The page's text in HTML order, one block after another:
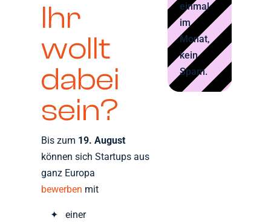
Ihr
wollt
dabei
sein?
Bis zum 19. August
können sich Startups aus
ganz Europa
bewerben mit
einer
einmal
im
Monat,
kein
Spam.